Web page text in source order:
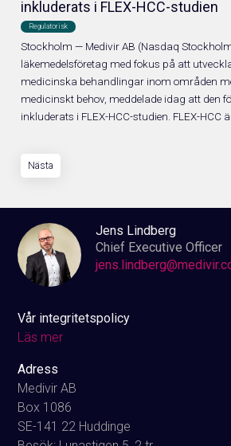
inkluderats i FLEX-HCC-studien
Regulatorisk
Stockholm — Medivir AB (Nasdaq
läkemedelsföretag med fokus på att
medicinska behandlingar inom områden
medicinskt behov, meddelade idag att den
inkluderats i FLEX-HCC-studien. FLEX-HCC
Nästa
Adress
Medivir AB
Box 1086
SE-141 22 Huddinge
Vår integritetspolicy
Läs mer
Jens Lindberg
Chief Executive Officer